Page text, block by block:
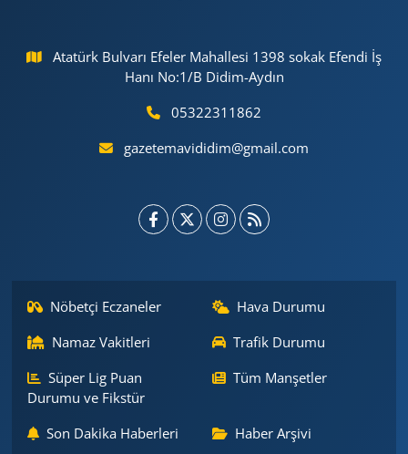
Atatürk Bulvarı Efeler Mahallesi 1398 sokak Efendi İş
Hanı No:1/B Didim-Aydın
05322311862
gazetemavididim@gmail.com
Nöbetçi Eczaneler
Hava Durumu
Namaz Vakitleri
Trafik Durumu
Süper Lig Puan
Durumu ve Fikstür
Tüm Manşetler
Son Dakika Haberleri Haber Arşivi